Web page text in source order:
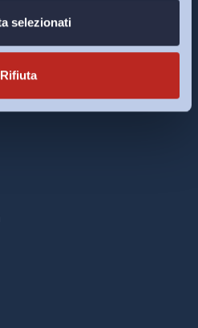
selezionati
Rifiuta